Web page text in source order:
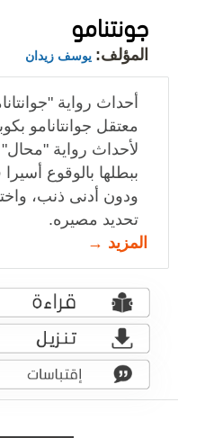
جونتنامو
المؤلف: يوسف زيدان
أحداث رواية
معتقل جوانتانامو
لأحداث رواية "محال"
ببطلها بالوقوع
ودون أدنى ذنب،
تحديد مصيره.
المزيد →